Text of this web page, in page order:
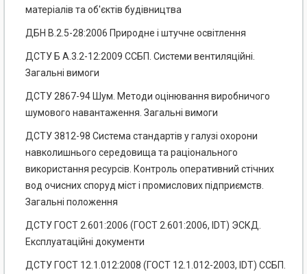
матеріалів та об'єктів будівництва
ДБН В.2.5-28:2006 Природне і штучне освітлення
ДСТУ Б А.3.2-12:2009 ССБП. Системи вентиляційні.
Загальні вимоги
ДСТУ 2867-94 Шум. Методи оцінювання виробничого
шумового навантаження. Загальні вимоги
ДСТУ 3812-98 Система стандартів у галузі охорони
навколишнього середовища та раціонального
використання ресурсів. Контроль оперативний стічних
вод очисних споруд міст і промислових підприємств.
Загальні положення
ДСТУ ГОСТ 2.601:2006 (ГОСТ 2.601:2006, IDT) ЭСКД.
Експлуатаційні документи
ДСТУ ГОСТ 12.1.012:2008 (ГОСТ 12.1.012-2003, IDT) ССБП.